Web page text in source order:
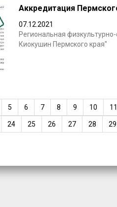
Аккредитация
07.12.2021
Региональная
Киокушин Пермского края"
5 6 7 8 9 10 11
24 25 26 27 28 29